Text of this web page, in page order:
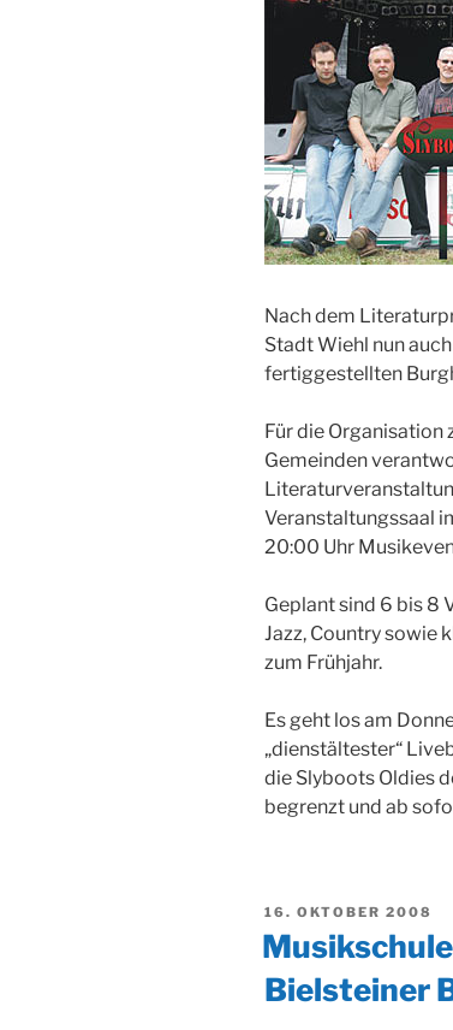
Nach dem
Stadt Wiehl nun
fertiggestellten
Für die Organisation
Gemeinden
Veranstaltungssaal
20:00 Uhr
Geplant sind 6 bis 8
Jazz, Country sowie
zum Frühjahr.
Es geht los am
„dienstältester“
die Slyboots Oldies
begrenzt und ab
VERÖFFENTLICHT
AM
16. OKTOBER 2008
Bielsteiner